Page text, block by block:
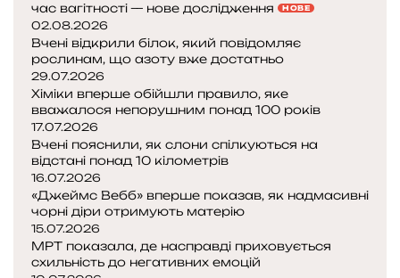
у
є
,
ч
и
і
с
н
у
є
ш
т
и
з
а
м
з
д
а
є
т
ь
с
я
,
щ
о
ц
е
час вагітності — нове дослідження
НОВЕ
02.08.2026
Вчені відкрили білок, який повідомляє
рослинам, що азоту вже достатньо
29.07.2026
Хіміки вперше обійшли правило, яке
вважалося непорушним понад 100 років
17.07.2026
Вчені пояснили, як слони спілкуються на
відстані понад 10 кілометрів
16.07.2026
«Джеймс Вебб» вперше показав, як надмасивні
чорні діри отримують матерію
15.07.2026
МРТ показала, де насправді приховується
схильність до негативних емоцій